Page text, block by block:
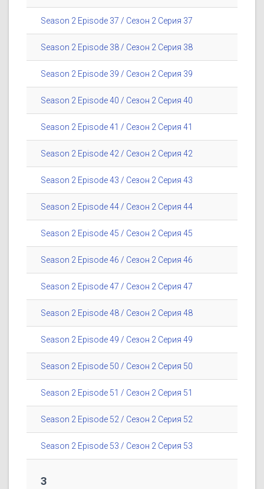
Season 2 Episode 37 / Сезон 2 Серия 37
Season 2 Episode 38 / Сезон 2 Серия 38
Season 2 Episode 39 / Сезон 2 Серия 39
Season 2 Episode 40 / Сезон 2 Серия 40
Season 2 Episode 41 / Сезон 2 Серия 41
Season 2 Episode 42 / Сезон 2 Серия 42
Season 2 Episode 43 / Сезон 2 Серия 43
Season 2 Episode 44 / Сезон 2 Серия 44
Season 2 Episode 45 / Сезон 2 Серия 45
Season 2 Episode 46 / Сезон 2 Серия 46
Season 2 Episode 47 / Сезон 2 Серия 47
Season 2 Episode 48 / Сезон 2 Серия 48
Season 2 Episode 49 / Сезон 2 Серия 49
Season 2 Episode 50 / Сезон 2 Серия 50
Season 2 Episode 51 / Сезон 2 Серия 51
Season 2 Episode 52 / Сезон 2 Серия 52
Season 2 Episode 53 / Сезон 2 Серия 53
3